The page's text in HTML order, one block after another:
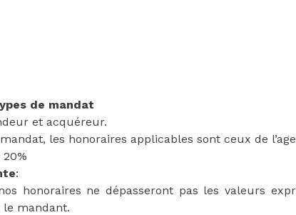
de mandat
et acquéreur.
les honoraires applicables sont ceux de
:
honoraires ne dépasseront pas les valeurs
le mandant.